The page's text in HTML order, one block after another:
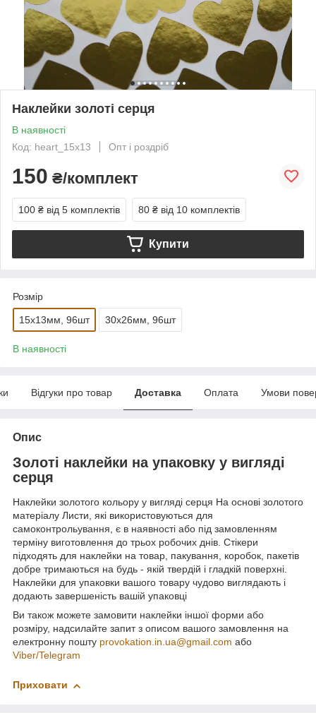
Наклейки золоті серця
В наявності
Код: heart_15x13
Опт і роздріб
150 ₴/комплект
100 ₴ від 5 комплектів 80 ₴ від 10 комплектів
Купити
Розмір
15х13мм, 96шт 30х26мм, 96шт
В наявності
Відгуки про товар Доставка Оплата Умови
Опис
Золоті наклейки на упаковку у вигляді
серця
Наклейки золотого кольору у вигляді серця На основі золотого
матеріалу Листи, які використовуються для
самоконтрольування, є в наявності або під замовленням
терміну виготовлення до трьох робочих днів. Стікери
підходять для наклейки на товар, пакування, коробок, пакетів
добре тримаються на будь - якій твердій і гладкій поверхні.
Наклейки для упаковки вашого товару чудово виглядають і
додають завершеність вашій упаковці
Ви також можете замовити наклейки іншої форми або
розміру, надсилайте запит з описом вашого замовлення на
електронну пошту provokation.in.ua@gmail.com або
Viber/Telegram
Приховати